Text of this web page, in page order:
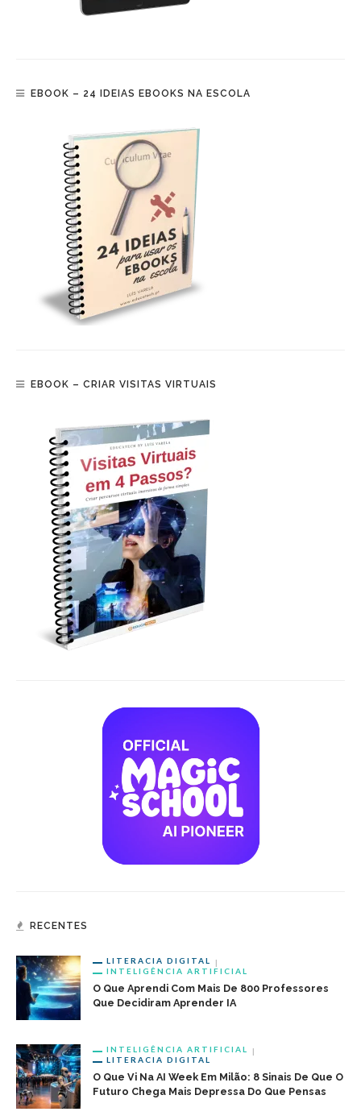
EBOOK – 24 IDEIAS EBOOKS NA ESCOLA
EBOOK – CRIAR VISITAS VIRTUAIS
RECENTES
LITERACIA DIGITAL
INTELIGÊNCIA ARTIFICIAL
O Que Aprendi Com Mais De 800 Professores
Que Decidiram Aprender IA
INTELIGÊNCIA ARTIFICIAL
LITERACIA DIGITAL
O Que Vi Na AI Week Em Milão: 8 Sinais De Que O
Futuro Chega Mais Depressa Do Que Pensas